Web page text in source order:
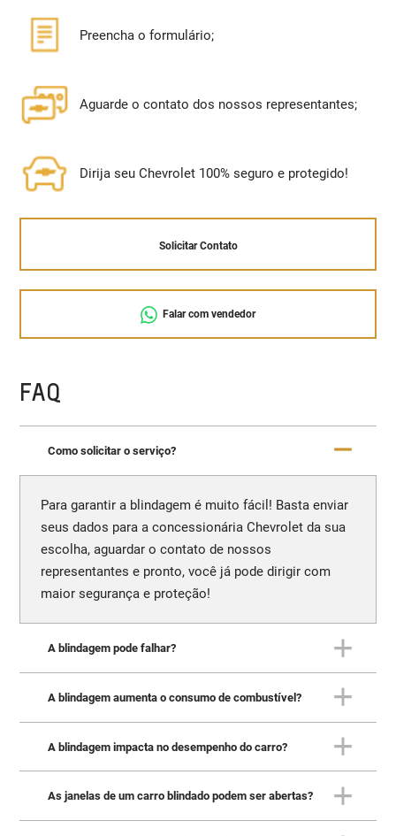
Preencha o formulário;
Aguarde o contato dos nossos representantes;
Dirija seu Chevrolet 100% seguro e protegido!
Solicitar Contato
Falar com vendedor
FAQ
Como solicitar o serviço?
Para garantir a blindagem é muito fácil! Basta enviar
seus dados para a concessionária Chevrolet da sua
escolha, aguardar o contato de nossos
representantes e pronto, você já pode dirigir com
maior segurança e proteção!
A blindagem pode falhar?
Quando realizada corretamente, a blindagem não
apresenta quaisquer falhas. A Carbon, blindadora
recomendada pela Chevrolet, oferece garantia de 5
anos para assegurar suporte total.
A blindagem aumenta o consumo de combustível?
Sim. Com o aumento de carga gerado pela
blindagem - equivalente a dois ou três passageiros
adultos - o consumo de combustível também
aumenta, mas não se preocupe que não é nada
A blindagem impacta no desempenho do carro?
Devido à carga gerada, a blindagem pode, sim,
impactar o desempenho do veículo. Por essa razão,
As janelas de um carro blindado podem ser abertas?